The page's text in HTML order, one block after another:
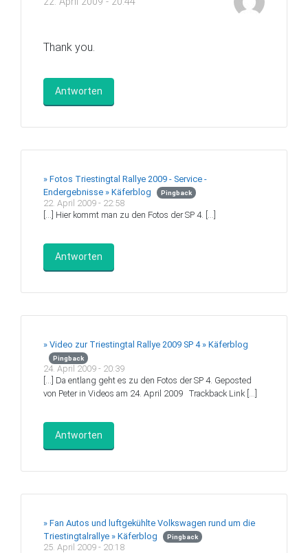
Thank you.
Antworten
» Fotos Triestingtal Rallye 2009 - Service -
Endergebnisse » Käferblog
Pingback
22. April 2009 - 22:58
[…] Hier kommt man zu den Fotos der SP 4. […]
Antworten
» Video zur Triestingtal Rallye 2009 SP 4 » Käferblog
Pingback
24. April 2009 - 20:39
[…] Da entlang geht es zu den Fotos der SP 4. Geposted
von Peter in Videos am 24. April 2009 ‌ Trackback Link […]
Antworten
» Fan Autos und luftgekühlte Volkswagen rund um die
Triestingtalrallye » Käferblog
Pingback
25. April 2009 - 20:18